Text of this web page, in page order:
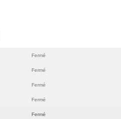
Fermé
Fermé
Fermé
Fermé
Fermé